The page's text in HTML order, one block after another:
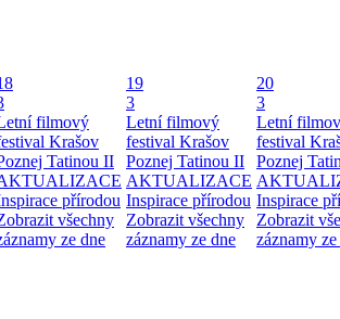
filmový
Krašov
Tatinou II
přírodou
všechny
ze dne
19
3
Letní filmový
festival Krašov
Poznej Tatinou II
AKTUALIZACE
Inspirace přírodou
Zobrazit všechny
záznamy ze dne
20
3
Letní
festival
Poznej
Inspirace
Zobrazit
záznamy